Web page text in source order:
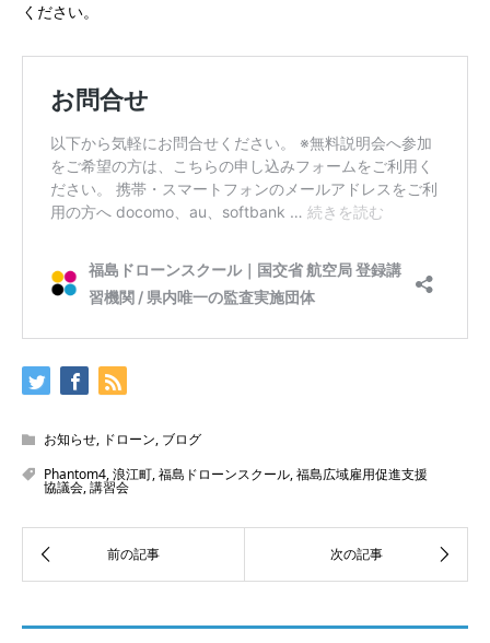
ください。
お知らせ, ドローン, ブログ
Phantom4,浪江町,福島ドローンスクール,福島広域雇用促進支援
協議会,講習会